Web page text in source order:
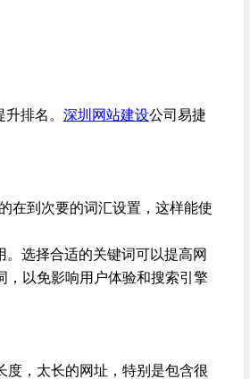
排名。 深圳网站建设公司易捷
在到次要的词汇设置，这样能使
选择合适的关键词可以提高网
，以免影响用户体验和搜索引擎
度，太长的网址，特别是包含很